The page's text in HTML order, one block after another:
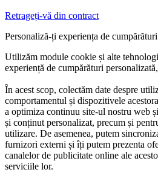
Retrageți-vă din contract
Personaliză-ți experiența de cumpărături
Utilizăm module cookie și alte
experiență de cumpărături
În acest scop, colectăm date despre
comportamentul și dispozitivele
a optimiza continuu site-ul nostru web
și conținut personalizat, precum și
utilizare. De asemenea, putem
furnizori externi și îți putem prezenta
canalelor de publicitate online ale
serviciile lor.